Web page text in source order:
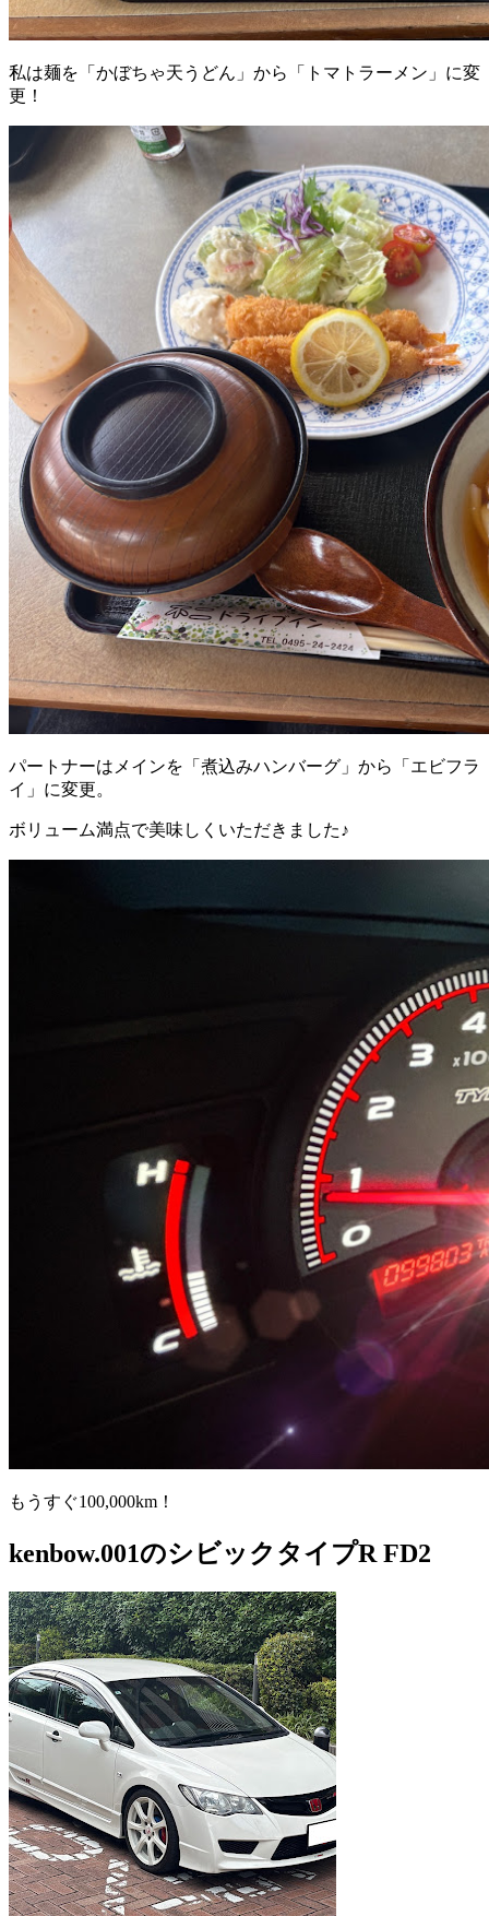
私は麺を「かぼちゃ天うどん」から「トマトラーメン」に変
更！
パートナーはメインを「煮込みハンバーグ」から「エビフラ
イ」に変更。
ボリューム満点で美味しくいただきました♪
もうすぐ100,000km！
kenbow.001のシビックタイプR FD2